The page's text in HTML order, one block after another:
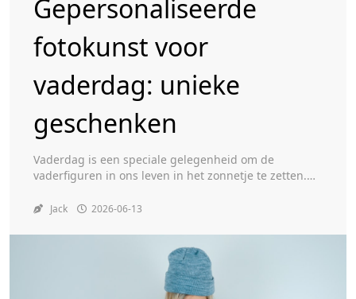
Toggle
Gepersonaliseerde
fotokunst voor
vaderdag: unieke
geschenken
Vaderdag is een speciale gelegenheid om de
vaderfiguren in ons leven in het zonnetje te zetten.
gereedschap altijd populair blijven, groeit de
Met name fotokunst is een unieke en persoonlijke
manier om een blijvende indruk te maken. In dit
artikel duiken we in de wereld […]
Jack 2026-06-13